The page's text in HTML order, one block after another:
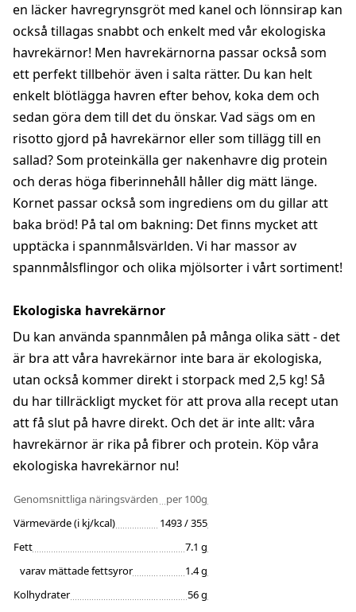
en läcker havregrynsgröt med kanel och lönnsirap kan
också tillagas snabbt och enkelt med vår ekologiska
havrekärnor! Men havrekärnorna passar också som
ett perfekt tillbehör även i salta rätter. Du kan helt
enkelt blötlägga havren efter behov, koka dem och
sedan göra dem till det du önskar. Vad sägs om en
risotto gjord på havrekärnor eller som tillägg till en
sallad? Som proteinkälla ger nakenhavre dig protein
och deras höga fiberinnehåll håller dig mätt länge.
Kornet passar också som ingrediens om du gillar att
baka bröd! På tal om bakning: Det finns mycket att
upptäcka i spannmålsvärlden. Vi har massor av
spannmålsflingor och olika mjölsorter i vårt sortiment!
Ekologiska havrekärnor
Du kan använda spannmålen på många olika sätt - det
är bra att våra havrekärnor inte bara är ekologiska,
utan också kommer direkt i storpack med 2,5 kg! Så
du har tillräckligt mycket för att prova alla recept utan
att få slut på havre direkt. Och det är inte allt: våra
havrekärnor är rika på fibrer och protein. Köp våra
ekologiska havrekärnor nu!
Genomsnittliga näringsvärden
per 100g
Värmevärde (i kj/kcal)
1493 / 355
Fett
7.1 g
varav mättade fettsyror
1.4 g
Kolhydrater
56 g